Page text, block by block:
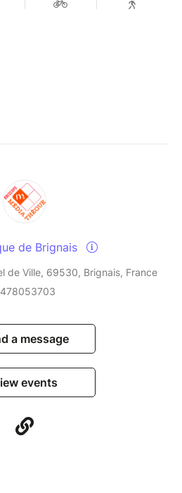
de Brignais
de Ville, 69530, Brignais, France
a message
events